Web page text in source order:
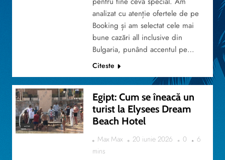
analizat cu atenție ofertele de pe
Booking și am selectat cele mai
bune cazări all inclusive din
Bulgaria, punând accentul pe…
Citeste
MYTRIP
Egipt: Cum se îneacă un
turist la Elysees Dream
Beach Hotel
Max Max 20 iunie 2026 0
6
mins